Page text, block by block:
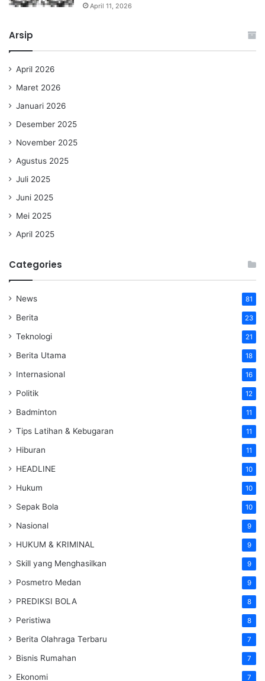
April 11, 2026
Arsip
April 2026
Maret 2026
Januari 2026
Desember 2025
November 2025
Agustus 2025
Juli 2025
Juni 2025
Mei 2025
April 2025
Categories
News 81
Berita 23
Teknologi 21
Berita Utama 18
Internasional 16
Politik 12
Badminton 11
Tips Latihan & Kebugaran 11
Hiburan 11
HEADLINE 10
Hukum 10
Sepak Bola 10
Nasional 9
HUKUM & KRIMINAL 9
Skill yang Menghasilkan 9
Posmetro Medan 9
PREDIKSI BOLA 8
Peristiwa 8
Berita Olahraga Terbaru 7
Bisnis Rumahan 7
Ekonomi 7